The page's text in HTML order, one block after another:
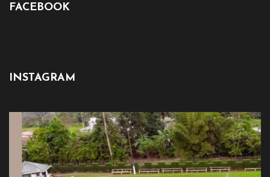
FACEBOOK
INSTAGRAM